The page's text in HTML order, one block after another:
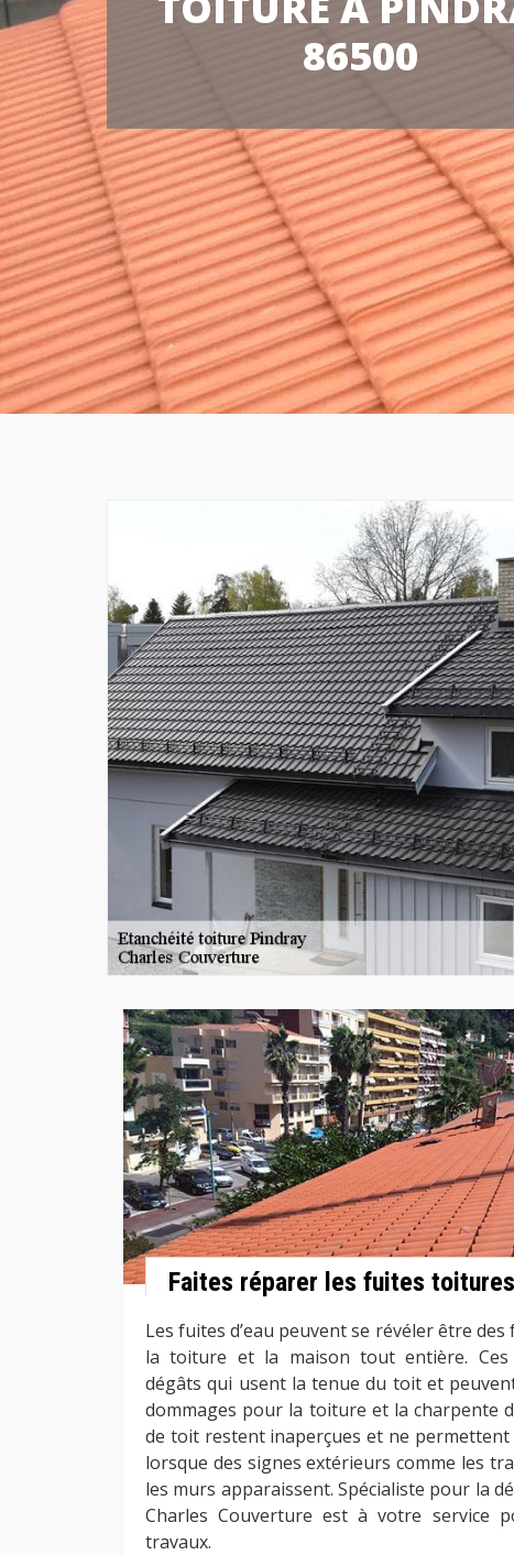
86500
Faites réparer les fuites
Les fuites d’eau peuvent se révéler être
la toiture et la maison tout entière.
dégâts qui usent la tenue du toit et
dommages pour la toiture et la charpente
de toit restent inaperçues et ne
lorsque des signes extérieurs comme les
les murs apparaissent. Spécialiste pour la
Charles Couverture est à votre service
travaux.